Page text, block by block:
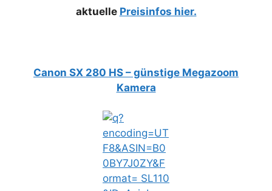
aktuelle Preisinfos hier.
Canon SX 280 HS – günstige Megazoom
Kamera